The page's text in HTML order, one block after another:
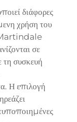
διάφορες
χρήση του
Martindale
σε
συσκευή
Η επιλογή